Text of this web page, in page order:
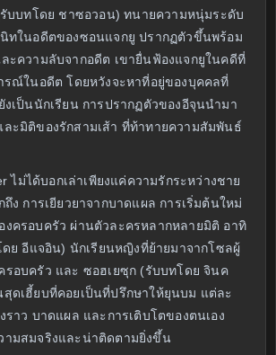
บบทโดย ชาซอวอน) ทนายความหนุ่มระดับ
นิทในอดีตของซอนแจกยู ปรากฏตัวขึ้นพร้อม
ะความลับจากอดีต เขายื่นฟ้องแจกยูในคดีที่
รณ์ในอดีต โดยหวังจะหาที่อยู่ของบุคคลที่
งเป็นนักเรียน การปรากฏตัวของอีจุนนำมา
ะมิติของรักสามเส้า ที่ท้าทายความสัมพันธ์
ไม่ได้บอกเล่าเพียงแค่ความรักระหว่างชาย
ง การเยียวยาจากบาดแผล การเริ่มต้นใหม่
งครอบครัว ผ่านตัวละครหลากหลายมิติ อาทิ
ดย อีแจอิน) นักเรียนหญิงที่ย้ายมาจากโซลผู้
รอบครัว และ ซอฮเยซุก (รับบทโดย จินค
ดเฮี้ยบที่คอยเป็นที่ปรึกษาให้ยุนบม แต่ละ
ราว บาดแผล และการเติบโตของตนเอง
ามสมจริงและน่าติดตามยิ่งขึ้น